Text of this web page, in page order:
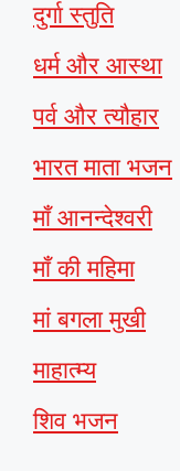
दुर्गा स्तुति
धर्म और आस्था
पर्व और त्यौहार
भारत माता भजन
माँ आनन्देश्वरी
माँ की महिमा
मां बगला मुखी
माहात्म्य
शिव भजन